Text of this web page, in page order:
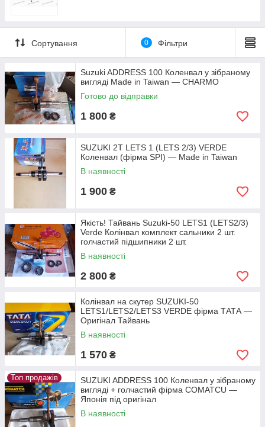
Сортування 0 Фільтри
Suzuki ADDRESS 100 Коленвал у зібраному
вигляді Made in Taiwan — CHARMO
Готово до відправки
1 800 ₴
SUZUKI 2T LETS 1 (LETS 2/3) VERDE
Коленвал (фірма SPI) — Made in Taiwan
В наявності
1 900 ₴
Якість! Тайвань Suzuki-50 LETS1 (LETS2/3)
Verde Колінвал комплект сальники 2 шт.
голчастий підшипники 2 шт.
В наявності
2 800 ₴
Колінвал на скутер SUZUKI-50
LETS1/LETS2/LETS3 VERDE фірма ТАТА —
Оригінал Тайвань
В наявності
1 570 ₴
Топ продажів
SUZUKI ADDRESS 100 Коленвал у зібраному
вигляді + голчастий фірма COMATCU —
Японія під оригінал
В наявності